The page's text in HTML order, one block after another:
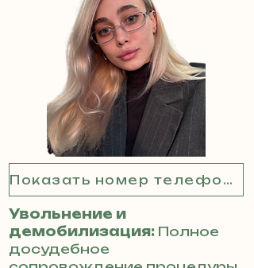
Показать номер телефона
Увольнение и
демобилизация: Полное
досудебное